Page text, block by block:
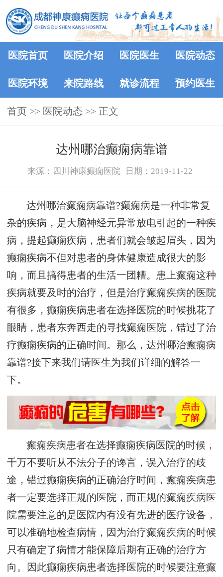
医院首页 医院介绍 医院医生 医院动态
医院环境 来院路线 就诊流程 预约医生
首页 >> 医院动态 >> 正文
达州哪治癫痫病靠谱
来源：四川神康癫痫医院 日期：2019-11-22
达州哪治癫痫病靠谱?癫痫病是一种非常复
杂的疾病，是大脑神经元异常放电引起的一种疾
病，提起癫痫疾病，患者们就会皱起眉头，因为
癫痫疾病不但对患者的身体健康造成很大的影
响，而且搞得患者的生活一团糟。患上癫痫这种
疾病就要及时的治疗，但是治疗癫痫疾病的医院
有很多，癫痫疾病患者在选择医院的时候挑花了
眼睛，患者东奔西走的寻找癫痫医院，错过了治
疗癫痫疾病的正确时间。那么，达州哪治癫痫病
靠谱?接下来我们请医生为我们详细的解答一
下。
癫痫疾病患者在选择癫痫疾病医院的时候，
千万不要听从不法分子的谗言，误入治疗的歧
途，错过癫痫疾病的正确治疗时间，癫痫疾病患
者一定要选择正规的医院，而正规的癫痫疾病医
院需要注意的是医院内有没有先进的医疗设备，
可以准确地检查病情，因为治疗癫痫疾病的时候
只有确定了病情才能保障后期有正确的治疗方
向。因此癫痫疾病患者选择医院的时候要注意癫